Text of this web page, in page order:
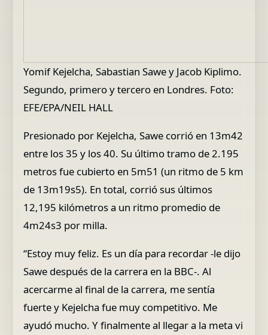
Yomif Kejelcha, Sabastian Sawe y Jacob Kiplimo.
Segundo, primero y tercero en Londres. Foto:
EFE/EPA/NEIL HALL
Presionado por Kejelcha, Sawe corrió en 13m42
entre los 35 y los 40. Su último tramo de 2.195
metros fue cubierto en 5m51 (un ritmo de 5 km
de 13m19s5). En total, corrió sus últimos
12,195 kilómetros a un ritmo promedio de
4m24s3 por milla.
“Estoy muy feliz. Es un día para recordar -le dijo
Sawe después de la carrera en la BBC-. Al
acercarme al final de la carrera, me sentía
fuerte y Kejelcha fue muy competitivo. Me
ayudó mucho. Y finalmente al llegar a la meta vi